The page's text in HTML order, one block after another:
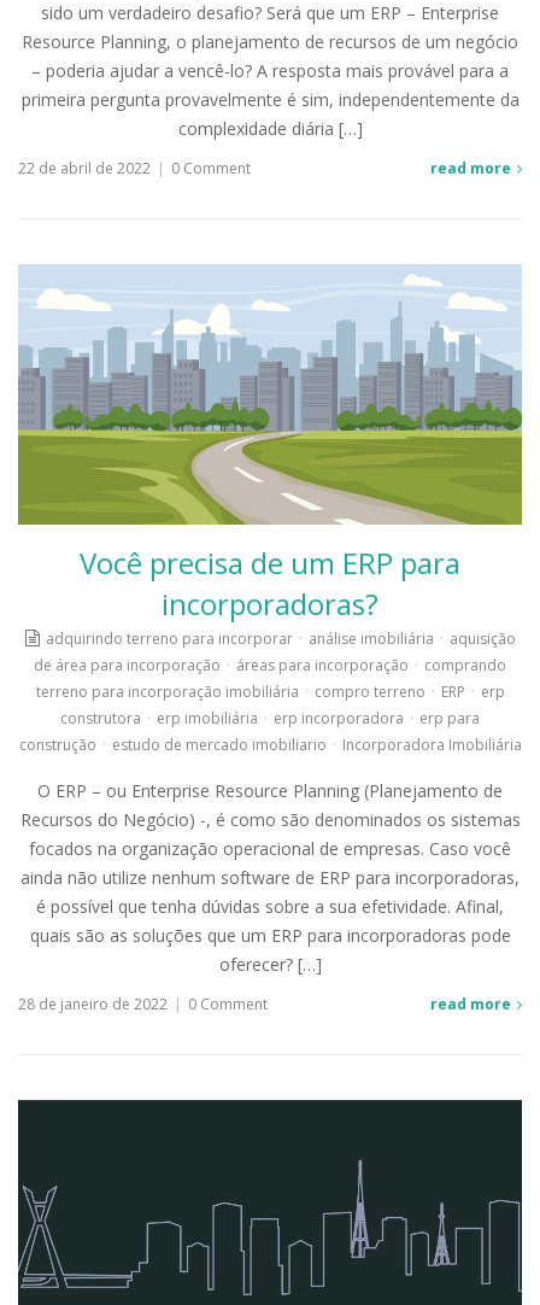
sido um verdadeiro desafio? Será que um ERP – Enterprise
Resource Planning, o planejamento de recursos de um negócio
– poderia ajudar a vencê-lo? A resposta mais provável para a
primeira pergunta provavelmente é sim, independentemente da
complexidade diária […]
22 de abril de 2022 | 0 Comment read more
Você precisa de um ERP para
incorporadoras?
adquirindo terreno para incorporar · análise imobiliária · aquisição
de área para incorporação · áreas para incorporação · comprando
terreno para incorporação imobiliária · compro terreno · ERP · erp
construtora · erp imobiliária · erp incorporadora · erp para
construção · estudo de mercado imobiliario · Incorporadora Imobiliária
O ERP – ou Enterprise Resource Planning (Planejamento de
Recursos do Negócio) -, é como são denominados os sistemas
focados na organização operacional de empresas. Caso você
ainda não utilize nenhum software de ERP para incorporadoras,
é possível que tenha dúvidas sobre a sua efetividade. Afinal,
quais são as soluções que um ERP para incorporadoras pode
oferecer? […]
28 de janeiro de 2022 | 0 Comment read more